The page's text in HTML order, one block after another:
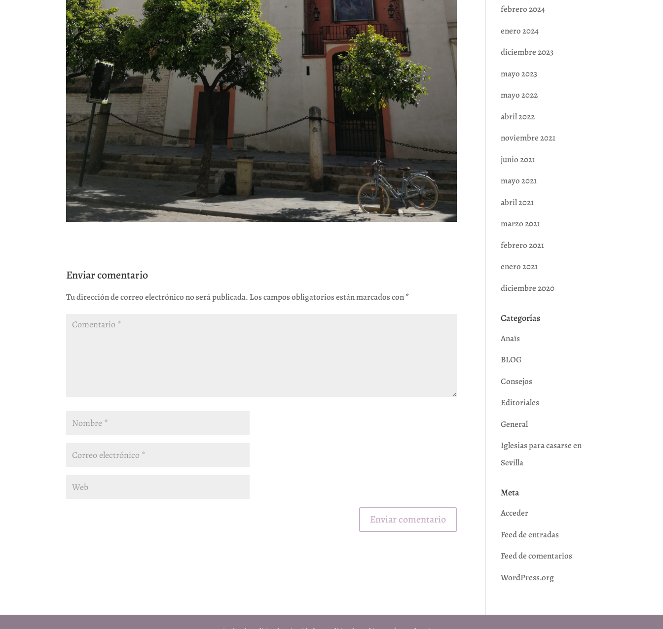
Enviar comentario
Tu dirección de correo electrónico no será publicada. Los campos obligatorios están marcados con*
febrero 2024
enero 2024
diciembre 2023
mayo 2023
mayo 2022
abril 2022
noviembre 2021
junio 2021
mayo 2021
abril 2021
marzo 2021
febrero 2021
enero 2021
diciembre 2020
Categorías
Anaïs
BLOG
Consejos
Editoriales
General
Iglesias para casarse en
Sevilla
Meta
Acceder
Feed de entradas
Feed de comentarios
WordPress.org